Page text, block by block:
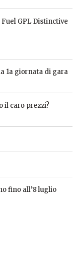
GPL Distinctive
1a giornata di gara
il caro prezzi?
fino all’8 luglio